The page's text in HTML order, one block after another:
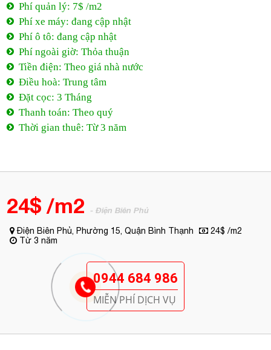
Phí quản lý: 7$ /m2
Phí xe máy: đang cập nhật
Phí ô tô: đang cập nhật
Phí ngoài giờ: Thỏa thuận
Tiền điện: Theo giá nhà nước
Điều hoà: Trung tâm
Đặt cọc: 3 Tháng
Thanh toán: Theo quý
Thời gian thuê: Từ 3 năm
24$ /m2 - Điện Biên Phủ
Điện Biên Phủ, Phường 15, Quận Bình Thạnh
24$ /m2
Từ 3 năm
0944 684 986
MIỄN PHÍ DỊCH VỤ